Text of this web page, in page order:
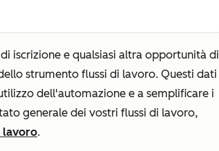
iscrizione e qualsiasi altra opportunità di
strumento flussi di lavoro. Questi dati
dell'automazione e a semplificare i
generale dei vostri flussi di lavoro,
lavoro.